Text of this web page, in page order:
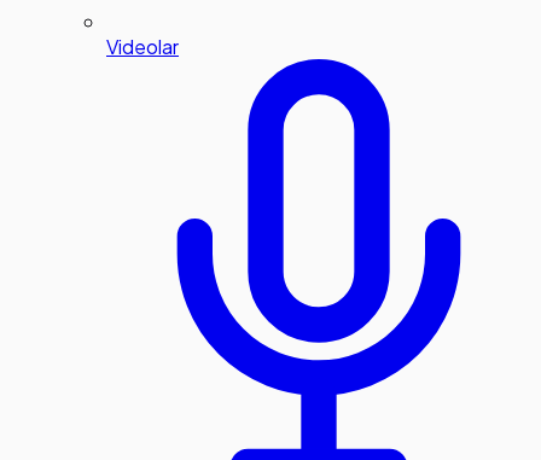
Videolar